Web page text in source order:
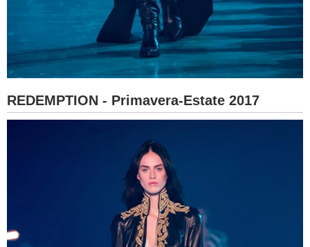
REDEMPTION - Primavera-Estate 2017